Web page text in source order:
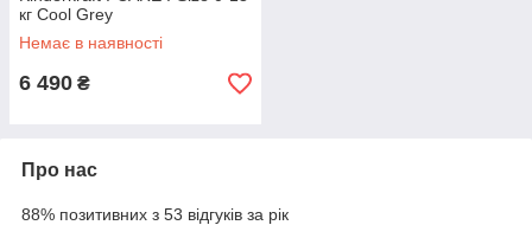
кг Cool Grey
Немає в наявності
6 490 ₴
Про нас
88% позитивних з 53 відгуків за рік